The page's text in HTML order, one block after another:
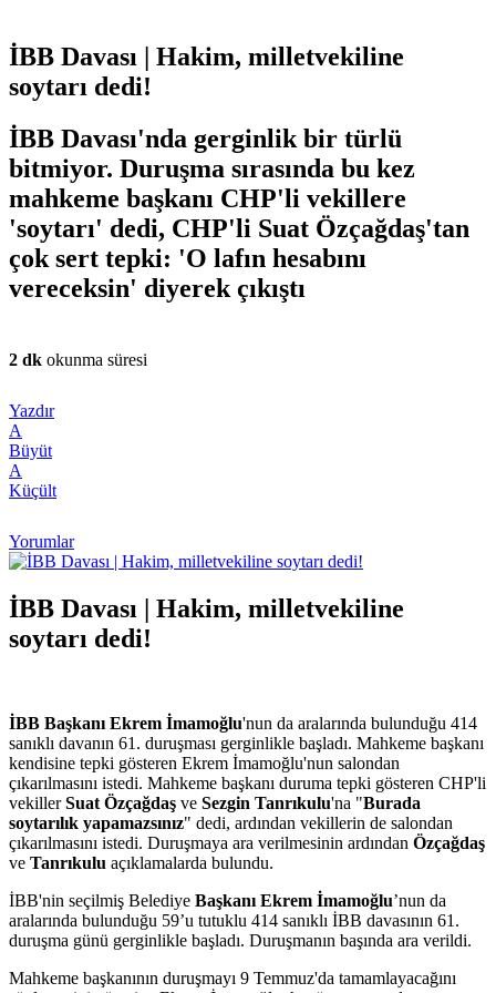
İBB Davası | Hakim, milletvekiline
soytarı dedi!
İBB Davası'nda gerginlik bir türlü
bitmiyor. Duruşma sırasında bu kez
mahkeme başkanı CHP'li vekillere
'soytarı' dedi, CHP'li Suat Özçağdaş'tan
çok sert tepki: 'O lafın hesabını
vereceksin' diyerek çıkıştı
2 dk okunma süresi
Yazdır
A
Büyüt
A
Küçült
Yorumlar
İBB Davası | Hakim, milletvekiline
soytarı dedi!
İBB Başkanı Ekrem İmamoğlu'nun da aralarında bulunduğu 414
sanıklı davanın 61. duruşması gerginlikle başladı. Mahkeme başkanı
kendisine tepki gösteren Ekrem İmamoğlu'nun salondan
çıkarılmasını istedi. Mahkeme başkanı duruma tepki gösteren CHP'li
vekillerSuat Özçağdaş ve Sezgin Tanrıkulu'na "Burada
soytarılık yapamazsınız" dedi, ardından vekillerin de salondan
çıkarılmasını istedi. Duruşmaya ara verilmesinin ardından Özçağdaş
ve Tanrıkulu açıklamalarda bulundu.
İBB'nin seçilmiş Belediye Başkanı Ekrem İmamoğlu’nun da
aralarında bulunduğu 59’u tutuklu 414 sanıklı İBB davasının 61.
duruşma günü gerginlikle başladı. Duruşmanın başında ara verildi.
Mahkeme başkanının duruşmayı 9 Temmuz'da tamamlayacağını